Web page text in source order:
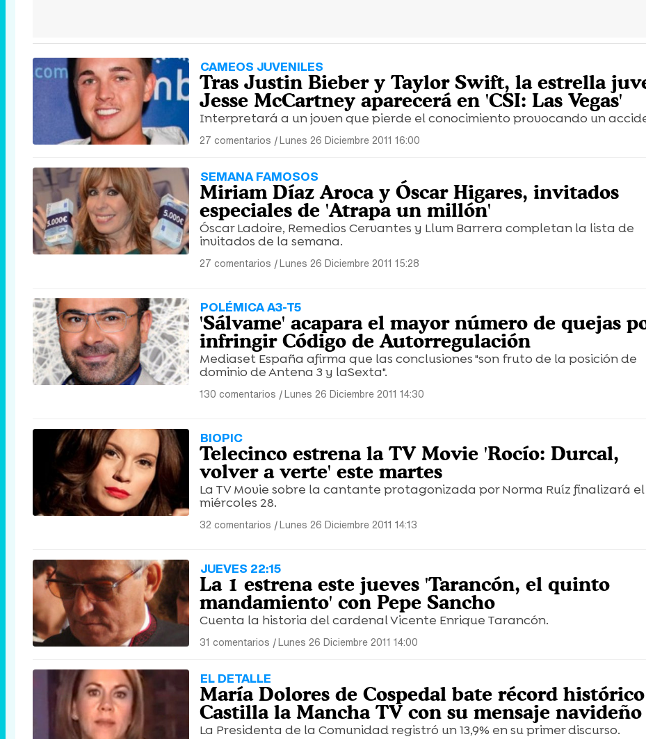
CAMEOS JUVENILES
Tras Justin Bieber y Taylor Swift, la estrella
Jesse McCartney aparecerá en 'CSI: Las Vegas'
Interpretará a un joven que pierde el conocimiento provocando un
27 comentarios |Lunes 26 Diciembre 2011 16:00
SEMANA FAMOSOS
Miriam Díaz Aroca y Óscar Higares, invitados
especiales de 'Atrapa un millón'
Óscar Ladoire, Remedios Cervantes y Llum Barrera completan la lista de
invitados de la semana.
27 comentarios |Lunes 26 Diciembre 2011 15:28
POLÉMICA A3-T5
'Sálvame' acapara el mayor número de quejas
infringir Código de Autorregulación
Mediaset España afirma que las conclusiones "son fruto de la posición de
dominio de Antena 3 y laSexta".
130 comentarios |Lunes 26 Diciembre 2011 14:30
BIOPIC
Telecinco estrena la TV Movie 'Rocío: Durcal,
volver a verte' este martes
La TV Movie sobre la cantante protagonizada por Norma Ruíz finalizará el
miércoles 28.
32 comentarios |Lunes 26 Diciembre 2011 14:13
JUEVES 22:15
La 1 estrena este jueves 'Tarancón, el quinto
mandamiento' con Pepe Sancho
Cuenta la historia del cardenal Vicente Enrique Tarancón.
31 comentarios |Lunes 26 Diciembre 2011 14:00
EL DETALLE
María Dolores de Cospedal bate récord
Castilla la Mancha TV con su mensaje navideño
La Presidenta de la Comunidad registró un 13,9% en su primer discurso.